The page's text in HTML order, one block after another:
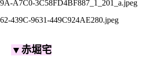
▼赤堀宅